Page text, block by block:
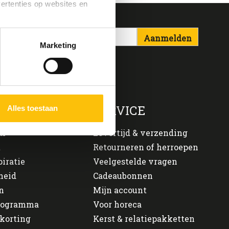
op websites en
kun je specifieker
cookiebeleid
Marketing
Alles toestaan
Aanmelden
SERVICE
Levertijd & verzending
Retourneren of herroepen
Veelgestelde vragen
Cadeaubonnen
Mijn account
Voor horeca
Kerst & relatiepakketten